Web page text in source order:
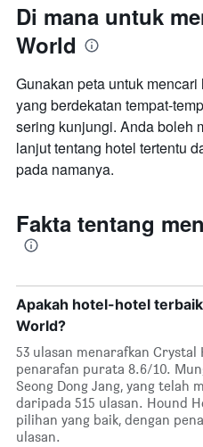
Di mana untuk
World
Gunakan peta untuk
yang berdekatan tempat-
sering kunjungi. Anda boleh
lanjut tentang hotel tertentu
pada namanya.
Fakta tentang
Apakah hotel-hotel
World?
53 ulasan menarafkan Crystal
penarafan purata 8.6/10.
Seong Dong Jang, yang telah
daripada 515 ulasan. Hound
pilihan yang baik, dengan
ulasan.